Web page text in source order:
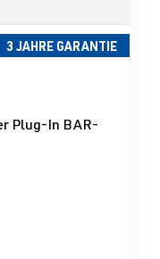
3 JAHRE GARANTIE
von 5 Sternen
Plug-In BAR-